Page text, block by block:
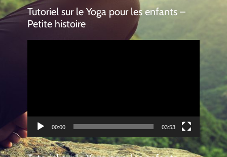
Tutoriel sur le Yoga pour les enfants –
Petite histoire
00:00 03:53